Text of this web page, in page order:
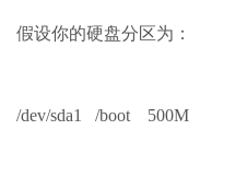
假设你的硬盘分区为：
/dev/sda1 /boot 500M